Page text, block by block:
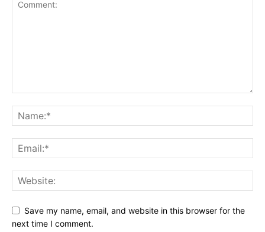
Save my name, email, and website in this browser for the
next time I comment.